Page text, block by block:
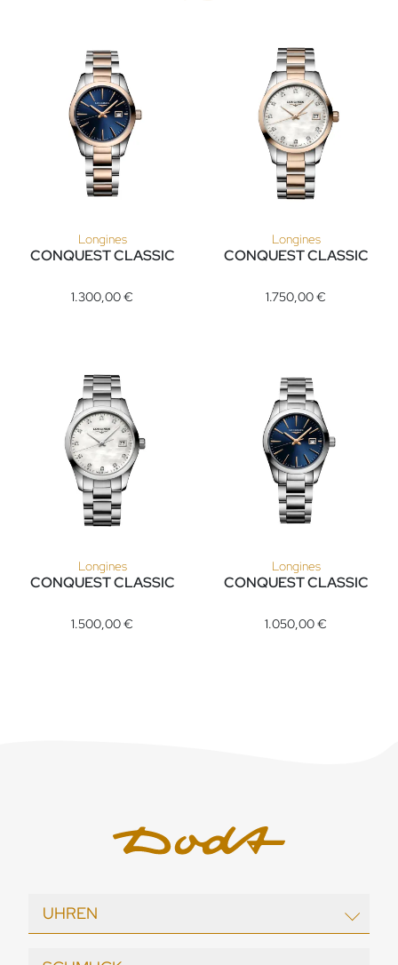
Longines
CONQUEST CLASSIC
1.300,00 €
Longines
CONQUEST CLASSIC
1.750,00 €
Longines
CONQUEST CLASSIC
1.500,00 €
Longines
CONQUEST CLASSIC
1.050,00 €
UHREN